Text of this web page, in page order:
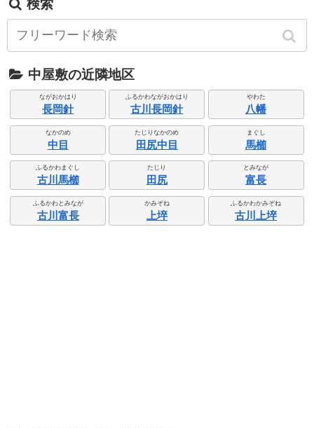
検索
中屋敷の近隣地区
ながおかはり
長岡針
ふるかわながおかはり
古川長岡針
やわた
八幡
なかのめ
中目
たじりなかのめ
田尻中目
まぐし
馬櫛
ふるかわまぐし
古川馬櫛
たじり
田尻
とみなが
富長
ふるかわとみなが
古川富長
かみぞね
上埣
ふるかわかみぞね
古川上埣